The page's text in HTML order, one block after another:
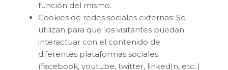
función del mismo.
Cookies de redes sociales externas: Se
utilizan para que los visitantes puedan
interactuar con el contenido de
diferentes plataformas sociales
(facebook, youtube, twitter, linkedIn, etc..)